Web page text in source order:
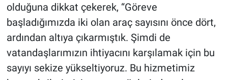
olduğuna dikkat çekerek, “Göreve
başladığımızda iki olan araç sayısını önce dört,
ardından altıya çıkarmıştık. Şimdi de
vatandaşlarımızın ihtiyacını karşılamak için bu
sayıyı sekize yükseltiyoruz. Bu hizmetimiz